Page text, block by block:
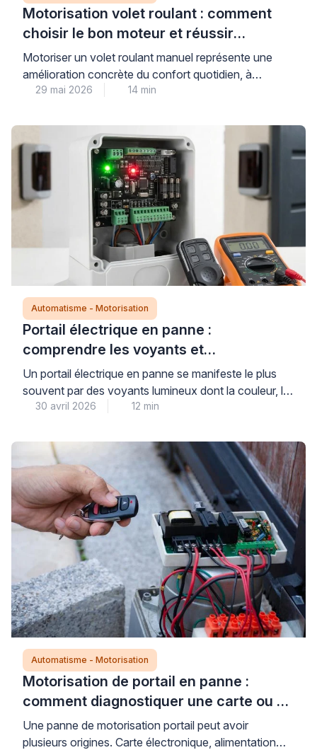
Motorisation volet roulant : comment
choisir le bon moteur et réussir
l’installation
Motoriser un volet roulant manuel représente une
amélioration concrète du confort quotidien, à
condition de sélectionner un moteur parfaitement
modernisation technique nécessite de comprendre
trois critères déterminants : le type d’axe
d’enroulement, la puissance adaptée au poids du
tablier, et le mode de commande souhaité (filaire,
radio ou connecté). Bien […]
29 mai 2026 14 min
Automatisme - Motorisation
Portail électrique en panne :
comprendre les voyants et
diagnostiquer le problème
Un portail électrique en panne se manifeste le plus
souvent par des voyants lumineux dont la couleur, le
clignotement ou l’extinction renseignent précisément
défectueuse, problème de motorisation, défaut de
détection ou erreur de programmation. Avant toute
intervention technique, plusieurs vérifications simples
et sécurisées permettent d’identifier si le problème
relève […]
30 avril 2026 12 min
Automatisme - Motorisation
Motorisation de portail en panne :
comment diagnostiquer une carte ou un
moteur défectueux ?
Une panne de motorisation portail peut avoir
plusieurs origines. Carte électronique, alimentation